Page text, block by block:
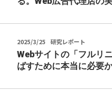
2025/3/25 研究レポート
Webサイトの「フルリ
ばすために本当に必要